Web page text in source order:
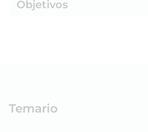
Objetivos
Temario